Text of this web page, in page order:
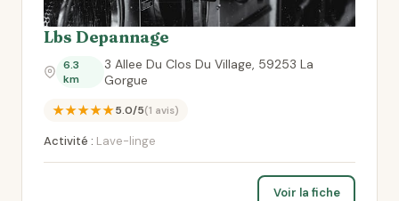
Lbs Depannage
6.3
km
3 Allee Du Clos Du Village, 59253 La
Gorgue
★★★★★5.0/5(1 avis)
Activité : Lave-linge
Voir la fiche